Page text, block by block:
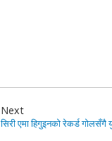
Next
सिरी एमा हिगुइनको रेकर्ड गोलसँगै